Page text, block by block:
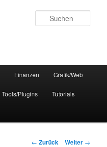
Finanzen Grafik/Web
Tools/Plugins Tutorials
Beitrags-
← Zurück Weiter →